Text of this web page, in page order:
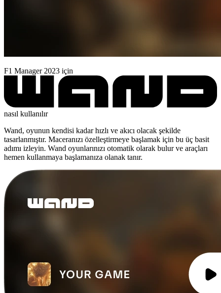
F1 Manager 2023 için
nasıl kullanılır
Wand, oyunun kendisi kadar hızlı ve akıcı olacak şekilde
tasarlanmıştır. Maceranızı özelleştirmeye başlamak için bu üç basit
adımı izleyin. Wand oyunlarınızı otomatik olarak bulur ve araçları
hemen kullanmaya başlamanıza olanak tanır.